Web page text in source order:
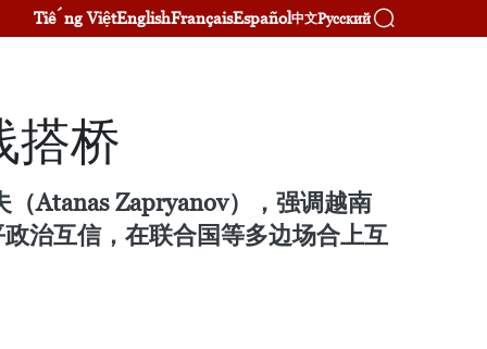
Tiếng ViệtEnglishFrançaisEspañol中文Русский
搭桥
Atanas Zapryanov），强调越南
治互信，在联合国等多边场合上互